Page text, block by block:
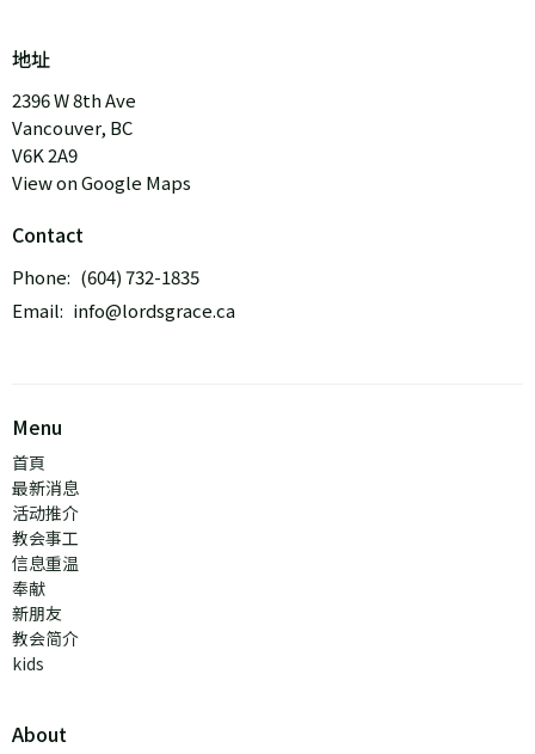
地址
2396 W 8th Ave
Vancouver, BC
V6K 2A9
View on Google Maps
Contact
Phone: (604) 732-1835
Email: info@lordsgrace.ca
Menu
首頁
最新消息
活动推介
教会事工
信息重温
奉献
新朋友
教会简介
kids
About